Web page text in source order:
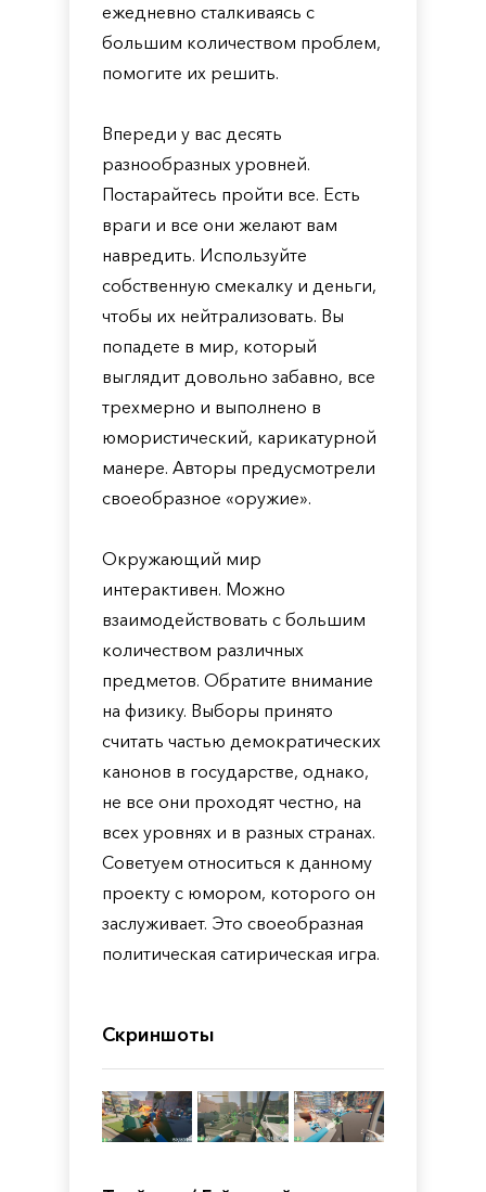
ежедневно сталкиваясь с
большим количеством проблем,
помогите их решить.
Впереди у вас десять
разнообразных уровней.
Постарайтесь пройти все. Есть
враги и все они желают вам
навредить. Используйте
собственную смекалку и деньги,
чтобы их нейтрализовать. Вы
попадете в мир, который
выглядит довольно забавно, все
трехмерно и выполнено в
юмористический, карикатурной
манере. Авторы предусмотрели
своеобразное «оружие».
Окружающий мир
интерактивен. Можно
взаимодействовать с большим
количеством различных
предметов. Обратите внимание
на физику. Выборы принято
считать частью демократических
канонов в государстве, однако,
не все они проходят честно, на
всех уровнях и в разных странах.
Советуем относиться к данному
проекту с юмором, которого он
заслуживает. Это своеобразная
политическая сатирическая игра.
Скриншоты